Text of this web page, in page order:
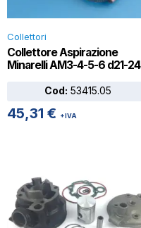
Collettori
Collettore Aspirazione
Minarelli AM3-4-5-6 d21-24
Cod: 53415.05
45,31 € +IVA